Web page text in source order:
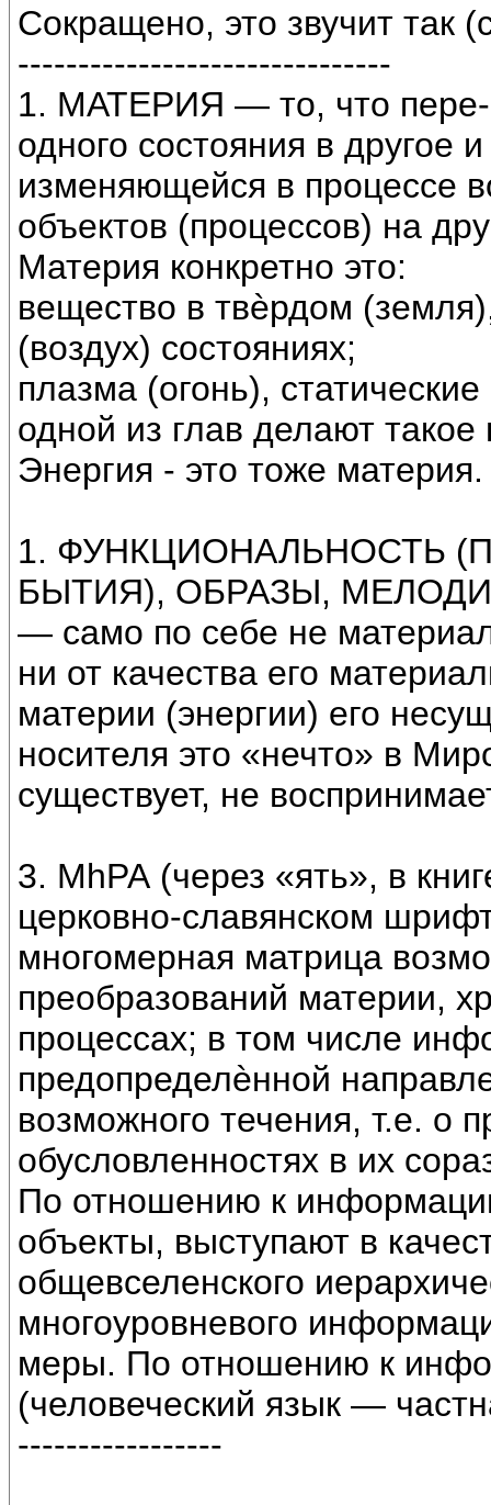
Сокращено, это звучит так
-------------------------------
1. МАТЕРИЯ — то, что пере-
одного состояния в другое
изменяющейся в процессе
объектов (процессов) на
Материя конкретно это:
вещество в твѐрдом
(воздух) состояниях;
плазма (огонь),
одной из глав делают
Энергия - это тоже материя.
1. ФУНКЦИОНАЛЬНОСТЬ
БЫТИЯ), ОБРАЗЫ,
— само по себе не
ни от качества его
материи (энергии) его
носителя это «нечто» в
существует, не
3. МhРА (через «ять», в
церковно-славянском
многомерная матрица
преобразований материи,
процессах; в том числе
предопределѐнной
возможного течения, т.е. о
обусловленностях в их
По отношению к
объекты, выступают в
общевселенского
многоуровневого
меры. По отношению к
(человеческий язык —
-----------------